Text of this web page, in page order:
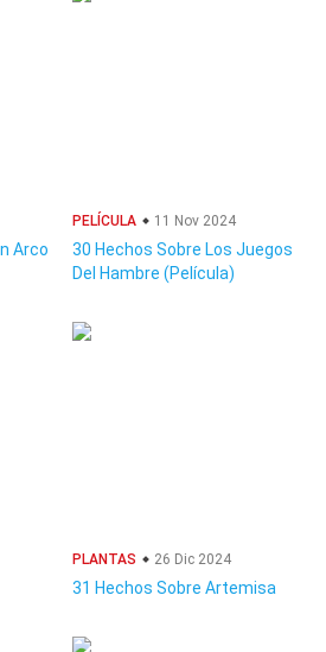
Arco
PELÍCULA 11 Nov 2024
30 Hechos Sobre Los Juegos
Del Hambre (Película)
PLANTAS 26 Dic 2024
31 Hechos Sobre Artemisa